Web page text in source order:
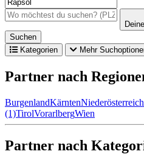
Suchen
Kategorien
Mehr
Partner nach
BurgenlandKärntenNiederösterreich
(1)TirolVorarlbergWien
Partner nach